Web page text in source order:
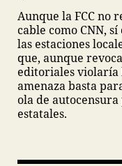
Aunque la FCC no
cable como CNN,
las estaciones
que, aunque
editoriales violaría
amenaza basta
ola de
estatales.